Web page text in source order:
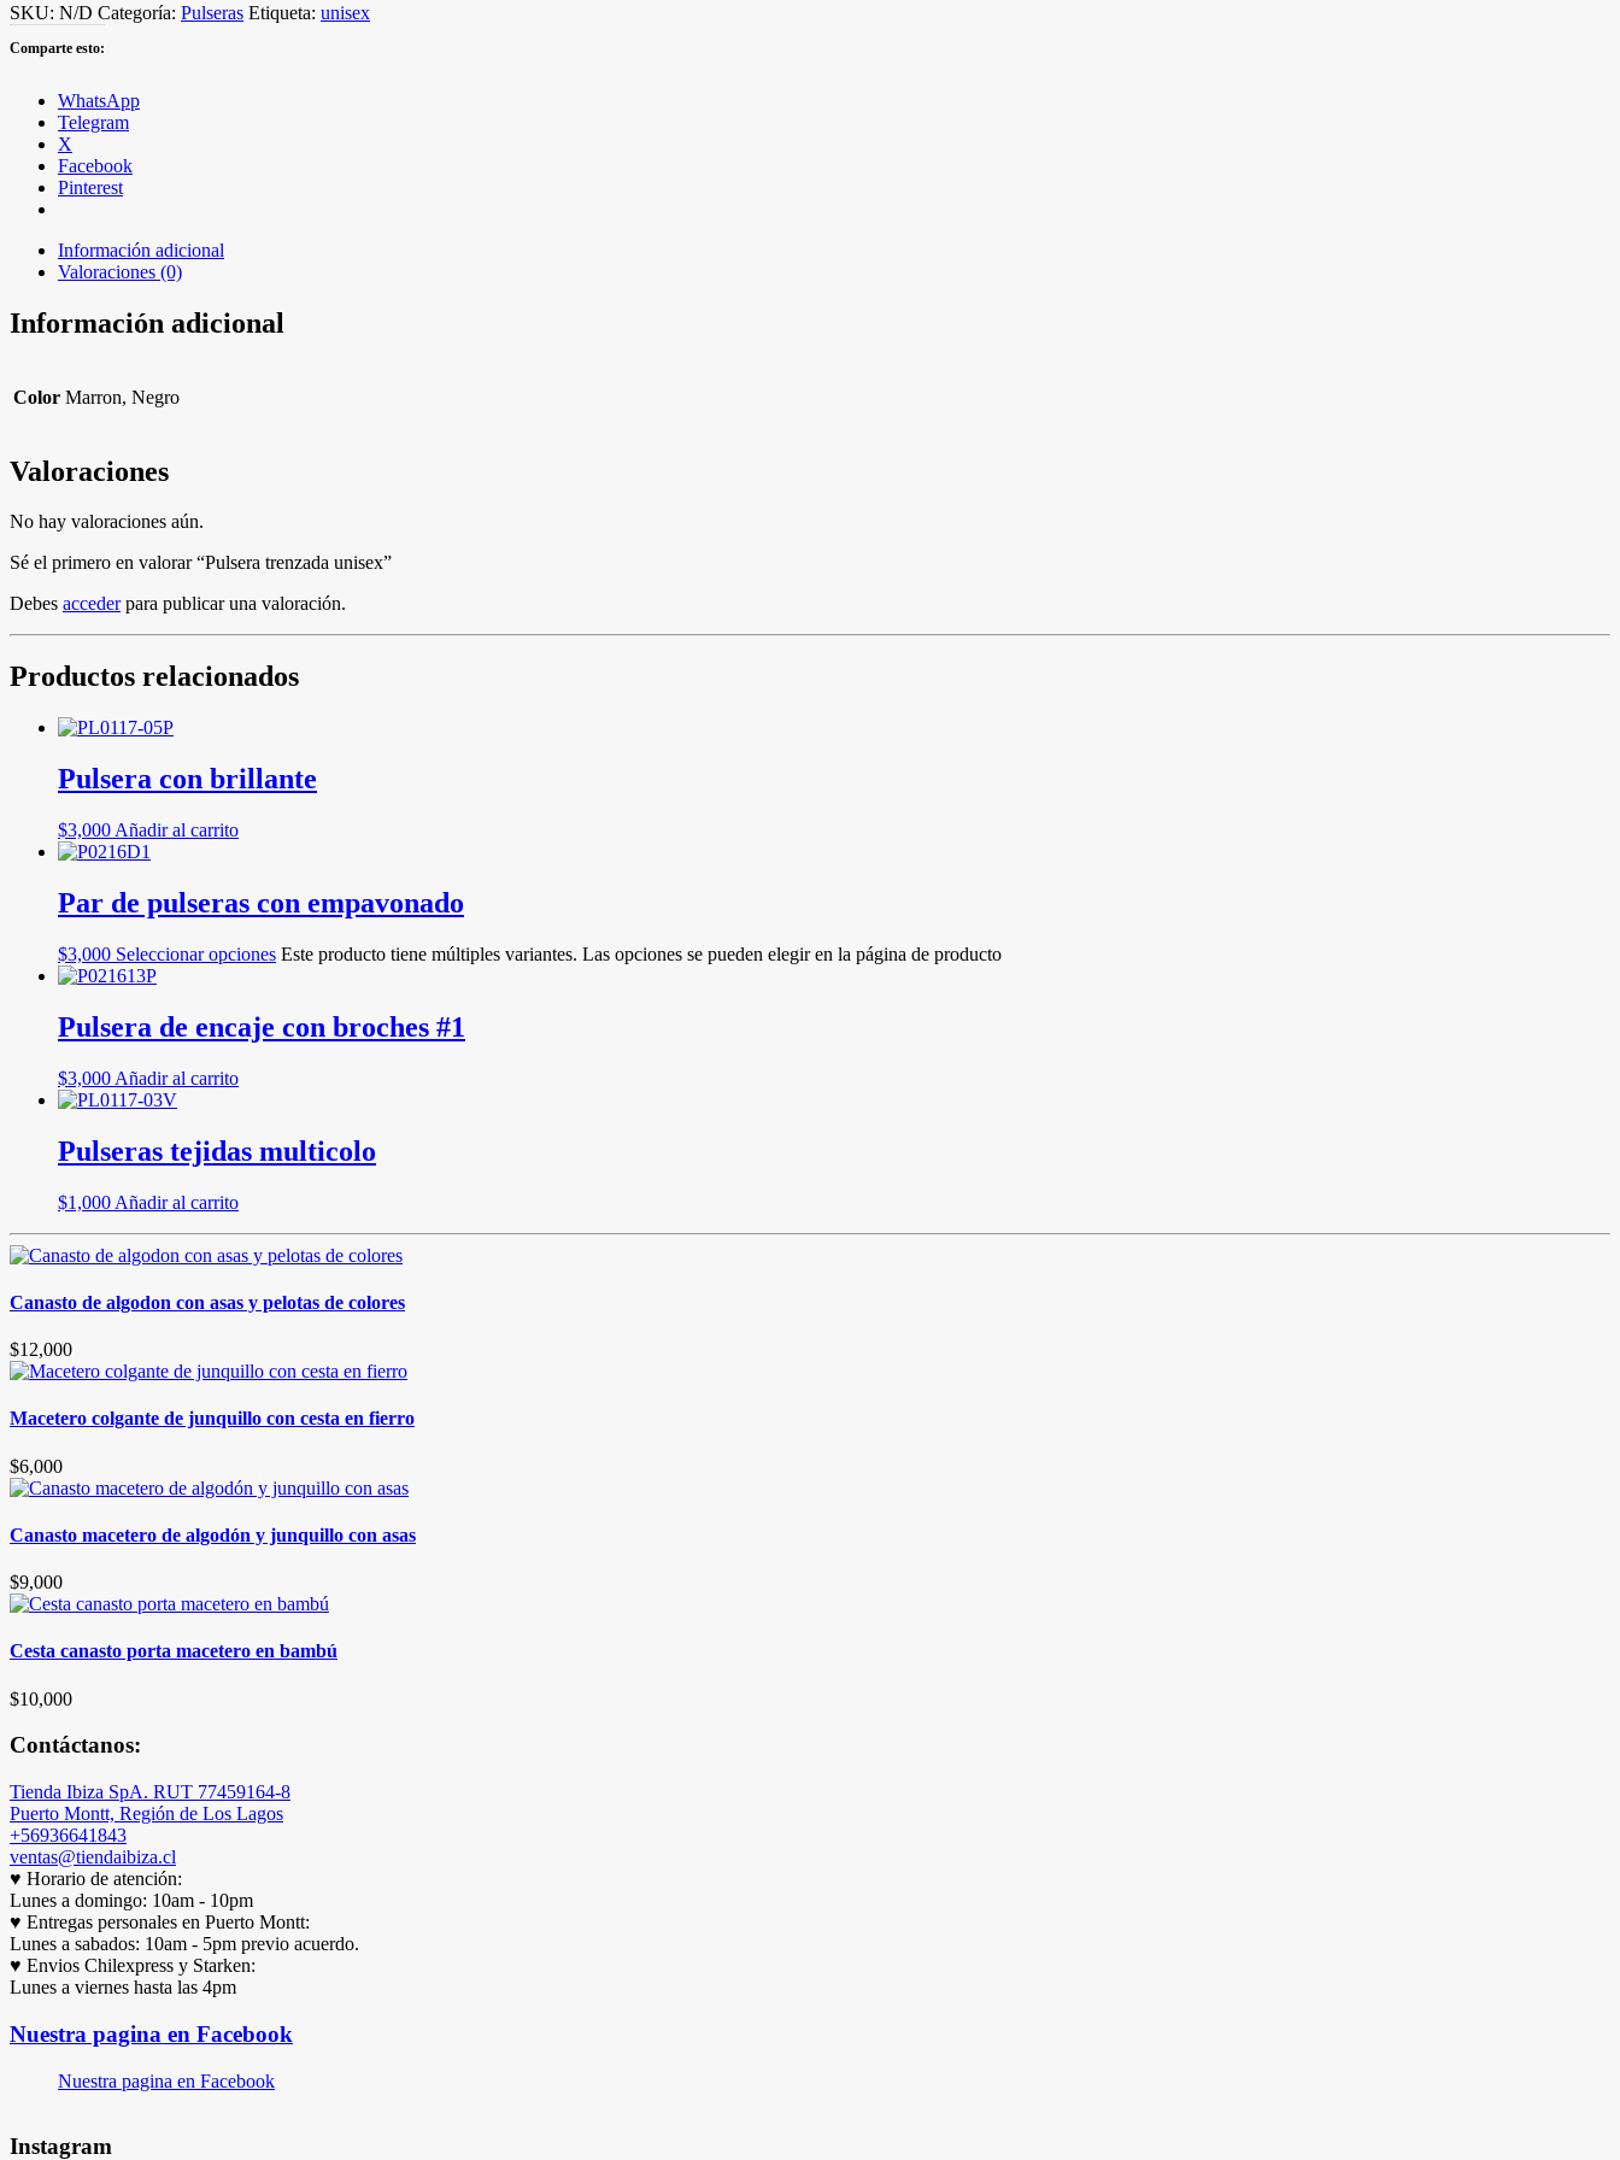
SKU: N/D Categoría: Pulseras Etiqueta: unisex
Comparte esto:
WhatsApp
Telegram
X
Facebook
Pinterest
Información adicional
Valoraciones (0)
Información adicional
Color Marron, Negro
Valoraciones
No hay valoraciones aún.
Sé el primero en valorar “Pulsera trenzada unisex”
Debes accederpara publicar una valoración.
Productos relacionados
Pulsera con brillante
$3,000 Añadir al carrito
Par de pulseras con empavonado
$3,000 Seleccionar opciones Este producto tiene múltiples variantes. Las opciones se pueden elegir en la página de producto
Pulsera de encaje con broches #1
$3,000 Añadir al carrito
Pulseras tejidas multicolo
$1,000 Añadir al carrito
Canasto de algodon con asas y pelotas de colores
$12,000
Macetero colgante de junquillo con cesta en fierro
$6,000
Canasto macetero de algodón y junquillo con asas
$9,000
Cesta canasto porta macetero en bambú
$10,000
Contáctanos:
Tienda Ibiza SpA. RUT 77459164-8
Puerto Montt, Región de Los Lagos
+56936641843
ventas@tiendaibiza.cl
♥ Horario de atención:
Lunes a domingo: 10am - 10pm
♥ Entregas personales en Puerto Montt:
Lunes a sabados: 10am - 5pm previo acuerdo.
♥ Envios Chilexpress y Starken:
Lunes a viernes hasta las 4pm
Nuestra pagina en Facebook
Nuestra pagina en Facebook
Instagram